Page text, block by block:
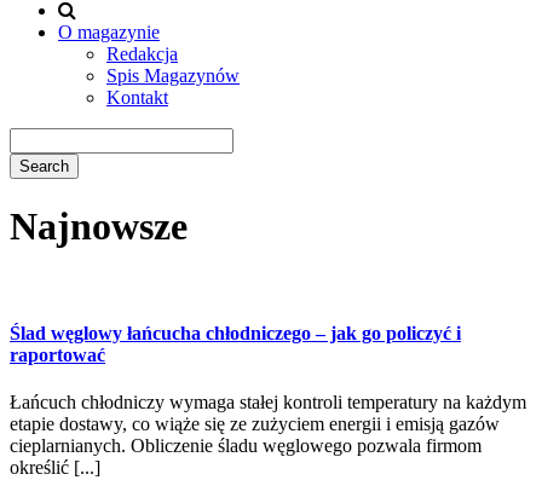
O magazynie
Redakcja
Spis Magazynów
Kontakt
Najnowsze
Ślad węglowy łańcucha chłodniczego – jak go policzyć i
raportować
Łańcuch chłodniczy wymaga stałej kontroli temperatury na każdym
etapie dostawy, co wiąże się ze zużyciem energii i emisją gazów
cieplarnianych. Obliczenie śladu węglowego pozwala firmom
określić [...]